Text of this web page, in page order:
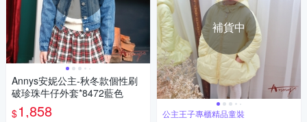
Annys安妮公主-秋冬款個性刷
破珍珠牛仔外套*8472藍色
$1,858
補貨中
公主王子專櫃精品童裝